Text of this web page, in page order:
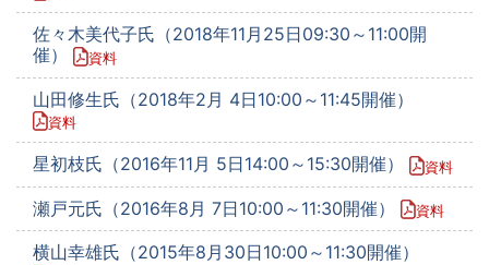
佐々木美代子氏（2018年11月25日09:30～11:00開
催）
資料
山田修生氏（2018年2月 4日10:00～11:45開催）
資料
星初枝氏（2016年11月 5日14:00～15:30開催） 資料
瀬戸元氏（2016年8月 7日10:00～11:30開催） 資料
横山幸雄氏（2015年8月30日10:00～11:30開催）